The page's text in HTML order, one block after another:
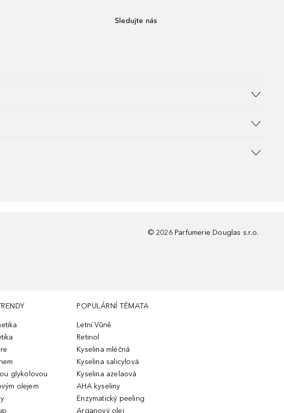
Sledujte nás
© 2026 Parfumerie Douglas s.r.o.
glykolovou
olejem
POPULÁRNÍ TÉMATA
Letní Vůně
Retinol
Kyselina mléčná
Kyselina salicylová
Kyselina azelaová
AHA kyseliny
Enzymatický peeling
Arganový olej